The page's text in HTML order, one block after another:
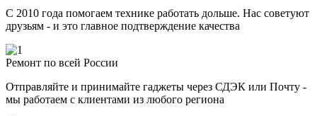
С 2010 года помогаем технике работать дольше. Нас советуют
друзьям - и это главное подтверждение качества
Ремонт по всей России
Отправляйте и принимайте гаджеты через СДЭК или Почту -
мы работаем с клиентами из любого региона